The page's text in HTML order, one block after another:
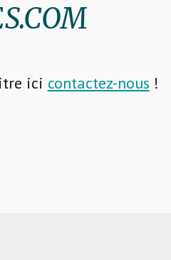
ici contactez-nous !